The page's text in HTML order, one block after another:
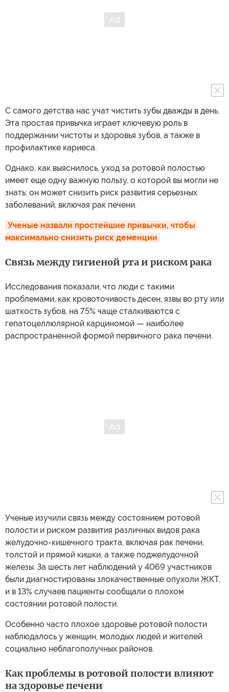
С самого детства нас учат чистить зубы дважды в день.
Эта простая привычка играет ключевую роль в
поддержании чистоты и здоровья зубов, а также в
профилактике кариеса.
Однако, как выяснилось, уход за ротовой полостью
имеет еще одну важную пользу, о которой вы могли не
знать: он может снизить риск развития серьезных
заболеваний, включая рак печени.
Ученые назвали простейшие привычки, чтобы
максимально снизить риск деменции
Связь между гигиеной рта и риском рака
Исследования показали, что люди с такими
проблемами, как кровоточивость десен, язвы во рту или
шаткость зубов, на 75% чаще сталкиваются с
гепатоцеллюлярной карциномой — наиболее
распространенной формой первичного рака печени.
Ученые изучили связь между состоянием ротовой
полости и риском развития различных видов рака
желудочно-кишечного тракта, включая рак печени,
толстой и прямой кишки, а также поджелудочной
железы. За шесть лет наблюдений у 4069 участников
были диагностированы злокачественные опухоли ЖКТ,
и в 13% случаев пациенты сообщали о плохом
состоянии ротовой полости.
Особенно часто плохое здоровье ротовой полости
наблюдалось у женщин, молодых людей и жителей
социально неблагополучных районов.
Как проблемы в ротовой полости влияют
на здоровье печени